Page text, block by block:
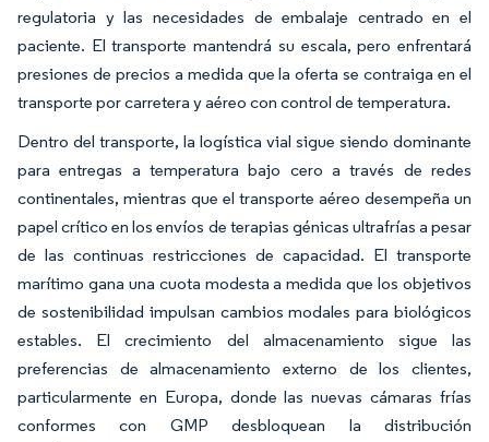
regulatoria y las necesidades de embalaje centrado en el
paciente. El transporte mantendrá su escala, pero enfrentará
presiones de precios a medida que la oferta se contraiga en el
transporte por carretera y aéreo con control de temperatura.
Dentro del transporte, la logística vial sigue siendo dominante
para entregas a temperatura bajo cero a través de redes
continentales, mientras que el transporte aéreo desempeña un
papel crítico en los envíos de terapias génicas ultrafrías a pesar
de las continuas restricciones de capacidad. El transporte
marítimo gana una cuota modesta a medida que los objetivos
de sostenibilidad impulsan cambios modales para biológicos
estables. El crecimiento del almacenamiento sigue las
preferencias de almacenamiento externo de los clientes,
particularmente en Europa, donde las nuevas cámaras frías
conformes con GMP desbloquean la distribución